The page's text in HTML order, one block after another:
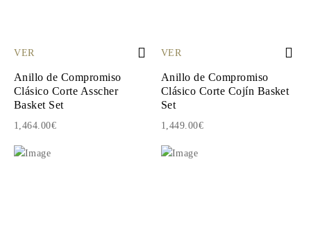
VER
Anillo de Compromiso
Clásico Corte Asscher
Basket Set
1,464.00€
VER
Anillo de Compromiso
Clásico Corte Cojín Basket
Set
1,449.00€